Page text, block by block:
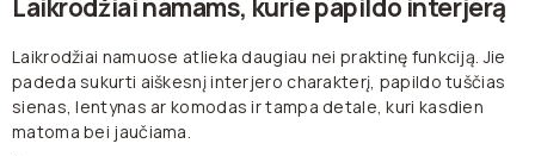
Laikrodžiai namams, kurie papildo interjerą
Laikrodžiai namuose atlieka daugiau nei praktinę funkciją. Jie
padeda sukurti aiškesnį interjero charakterį, papildo tuščias
sienas, lentynas ar komodas ir tampa detale, kuri kasdien
matoma bei jaučiama.